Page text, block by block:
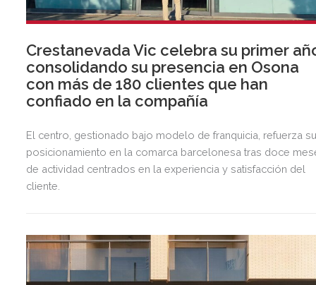
Crestanevada Vic celebra su primer
consolidando su presencia en Osona
con más de 180 clientes que han
confiado en la compañía
El centro, gestionado bajo modelo de franquicia, refuerza
posicionamiento en la comarca barcelonesa tras doce
de actividad centrados en la experiencia y satisfacción del
cliente.